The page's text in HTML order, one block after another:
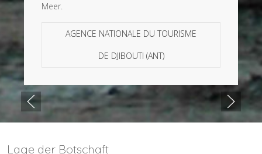
Meer.
AGENCE NATIONALE DU TOURISME
DE DJIBOUTI (ANT)
Lage der Botschaft